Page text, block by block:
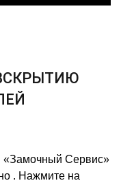
«Замочный Сервис»
. Нажмите на